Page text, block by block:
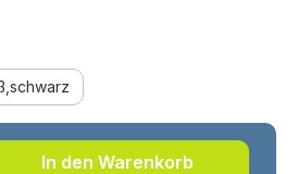
Gib den
In den Warenkorb